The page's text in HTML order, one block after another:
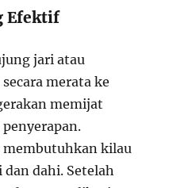
Efektif
jari atau
merata ke
memijat
membutuhkan kilau
dahi. Setelah